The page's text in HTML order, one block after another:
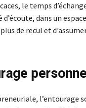
le temps
dans un
de recul et
personnel
l’entourage